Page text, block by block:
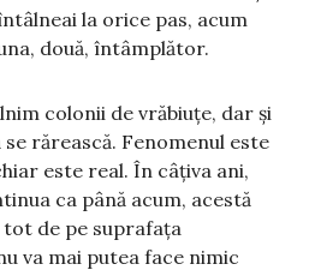
la orice pas, acum
două, întâmplător.
colonii de vrăbiuțe, dar și
rărească. Fenomenul este
este real. În câțiva ani,
ca până acum, acestă
tot de pe suprafața
va mai putea face nimic